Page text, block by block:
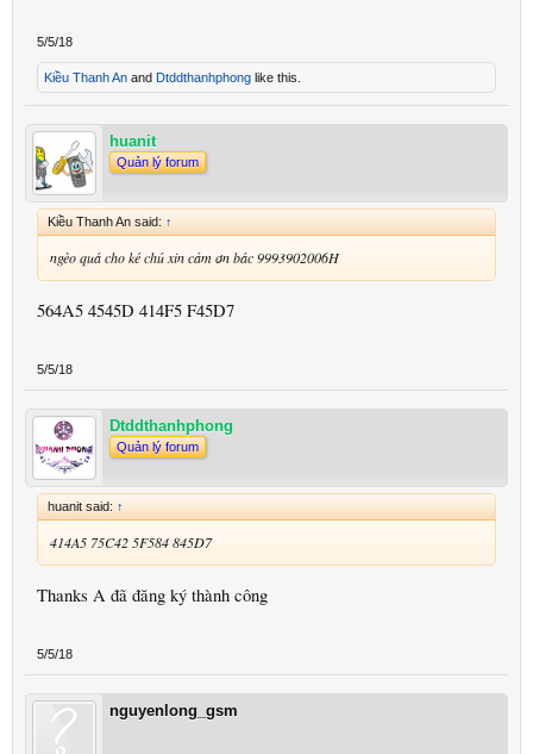
5/5/18
Kiều Thanh An and Dtddthanhphong like this.
huanit
Quản lý forum
Kiều Thanh An said: ↑
ngèo quá cho ké chú xin cảm ơn bác 9993902006H
564A5 4545D 414F5 F45D7
5/5/18
Dtddthanhphong
Quản lý forum
huanit said: ↑
414A5 75C42 5F584 845D7
Thanks A đã đăng ký thành công
5/5/18
nguyenlong_gsm